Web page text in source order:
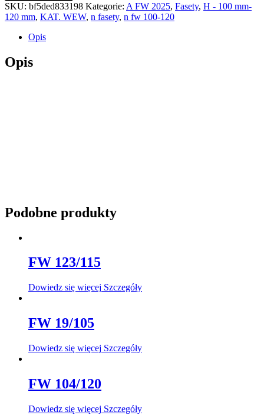
SKU: bf5ded833198 Kategorie: A FW 2025, Fasety, H - 100 mm-
120 mm, KAT. WEW, n fasety, n fw 100-120
Opis
Opis
Podobne produkty
FW 123/115
Dowiedz się więcej Szczegóły
FW 19/105
Dowiedz się więcej Szczegóły
FW 104/120
Dowiedz się więcej Szczegóły